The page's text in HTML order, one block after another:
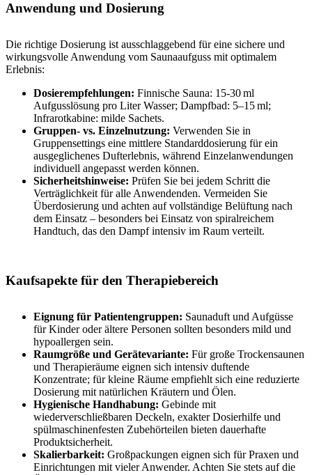
Anwendung und Dosierung
Die richtige Dosierung ist ausschlaggebend für eine sichere und
wirkungsvolle Anwendung vom Saunaaufguss mit optimalem
Erlebnis:
Dosierempfehlungen: Finnische Sauna: 15-30 ml
Aufgusslösung pro Liter Wasser; Dampfbad: 5–15 ml;
Infrarotkabine: milde Sachets.
Gruppen- vs. Einzelnutzung: Verwenden Sie in
Gruppensettings eine mittlere Standarddosierung für ein
ausgeglichenes Dufterlebnis, während Einzelanwendungen
individuell angepasst werden können.
Sicherheitshinweise: Prüfen Sie bei jedem Schritt die
Verträglichkeit für alle Anwendenden. Vermeiden Sie
Überdosierung und achten auf vollständige Belüftung nach
dem Einsatz – besonders bei Einsatz von spiralreichem
Handtuch, das den Dampf intensiv im Raum verteilt.
Kaufsapekte für den Therapiebereich
Eignung für Patientengruppen: Saunaduft und Aufgüsse
für Kinder oder ältere Personen sollten besonders mild und
hypoallergen sein.
Raumgröße und Gerätevariante: Für große Trockensaunen
und Therapieräume eignen sich intensiv duftende
Konzentrate; für kleine Räume empfiehlt sich eine reduzierte
Dosierung mit natürlichen Kräutern und Ölen.
Hygienische Handhabung: Gebinde mit
wiederverschließbaren Deckeln, exakter Dosierhilfe und
spülmaschinenfesten Zubehörteilen bieten dauerhafte
Produktsicherheit.
Skalierbarkeit: Großpackungen eignen sich für Praxen und
Einrichtungen mit vieler Anwender. Achten Sie stets auf die